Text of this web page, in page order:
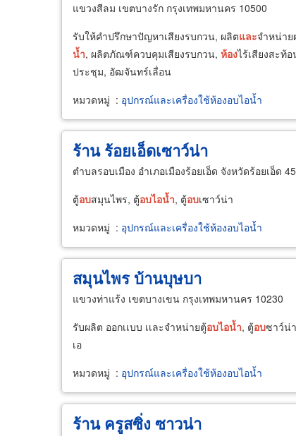
แขวงสีลม เขตบางรัก กรุงเทพมหานคร 10500
รับให้คำปรึกษาปัญหาเสียงรบกวน, ผลิตและจำหน่า
น้ำ, ผลิตภัณฑ์ควบคุมเสียงรบกวน, ห้องไร้เสียงสะท้อ
ประชุม, อัฒจันทร์เลื่อน
หมวดหมู่ : อุปกรณ์และเครื่องใช้ห้องอบไอน้ำ
ร้าน ร้อยเอ็ดเซาว์น่า
ตำบลรอบเมือง อำเภอเมืองร้อยเอ็ด จังหวัดร้อยเอ็ด
ตู้อบสมุนไพร, ตู้อบไอน้ำ, ตู้อบเซาว์น่า
หมวดหมู่ : อุปกรณ์และเครื่องใช้ห้องอบไอน้ำ
สมุนไพร บ้านบุษบา
แขวงท่าแร้ง เขตบางเขน กรุงเทพมหานคร 10230
รับผลิต ออกเเบบ เเละจำหน่ายตู้อบไอน้ำ, ตู้อบซาว์น่
เอ
หมวดหมู่ : อุปกรณ์และเครื่องใช้ห้องอบไอน้ำ
ร้าน ครูสซิ่ง ซาวน่า